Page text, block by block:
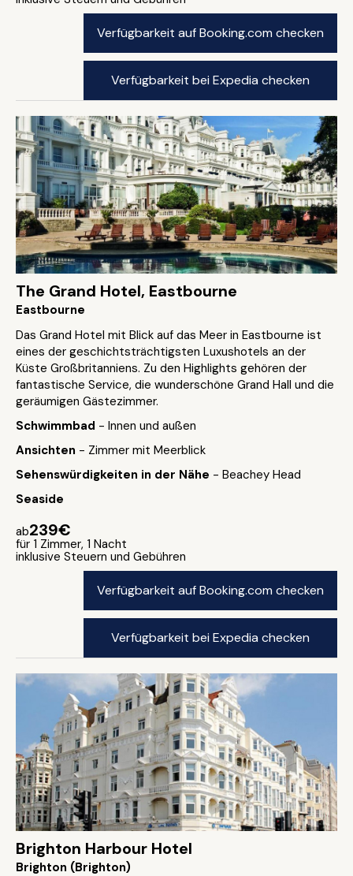
Verfügbarkeit auf Booking.com checken
Verfügbarkeit bei Expedia checken
The Grand Hotel, Eastbourne
Eastbourne
Das Grand Hotel mit Blick auf das Meer in Eastbourne ist
eines der geschichtsträchtigsten Luxushotels an der
Küste Großbritanniens. Zu den Highlights gehören der
fantastische Service, die wunderschöne Grand Hall und die
geräumigen Gästezimmer.
Schwimmbad - Innen und außen
Ansichten - Zimmer mit Meerblick
Sehenswürdigkeiten in der Nähe - Beachey Head
Seaside
ab239€
für 1 Zimmer, 1 Nacht
inklusive Steuern und Gebühren
Verfügbarkeit auf Booking.com checken
Verfügbarkeit bei Expedia checken
Brighton Harbour Hotel
Brighton (Brighton)